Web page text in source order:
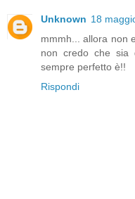
Unknown 18
mmmh... allora non
non credo che sia
sempre perfetto è!!
Rispondi